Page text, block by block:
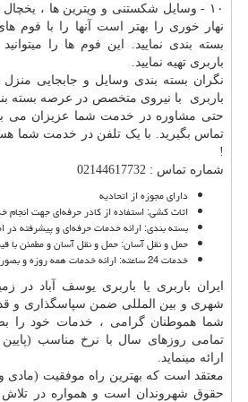
۱۰ - وسایل شکستنی و ویترین ها ،
نهار خوری را بهتر است آنها را با
بسته بندی نمایید. این فوم ها را
باربری تهیه نمایید.
نگران بسته بندی وسایل و جابجایی منزل
باربری با نیروی متخصص در عرصه بسته
حتی مشاوره در خدمت شما عزیزان می
تماس بگیرید. با یک تلفن در خدمت شما
!
شماره تماس : 02144617732
دارای مجوزه از اتحادیه
اثاث کشی: استفاده از کادر حرفه‌ای جهت
بسته بندی: ارائه‌ خدمات حرفه‌ای و پیشرفته
حمل و نقل آسان: حمل و نقل آسان و مطمئن با
خدمات 24 ساعته: ارائه‌ خدمات همه روزه و بصورت شبانه‌ روزی در اسرع وقت
ایران باربری یا باربری یوسف آباد در
شهری و بین المللی ضمن سپاسگذاری و
شما هموطنان گرامی ، خدمات خود را
تمامی روزهای سال با نرخ مناسب
ارائه مینماید.
معتقد است که بهترین راه موفقیت (مادی
حقوق شهروندان است و همواره در